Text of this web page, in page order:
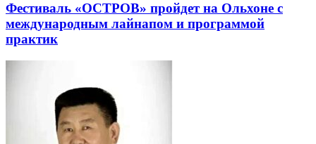
Фестиваль «ОСТРОВ» пройдет на Ольхоне с
международным лайнапом и программой
практик